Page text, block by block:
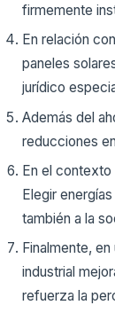
firmemente
En relación
paneles
jurídico
Además del
reducciones
En el contexto
Elegir
también a la
Finalmente,
industrial
refuerza la